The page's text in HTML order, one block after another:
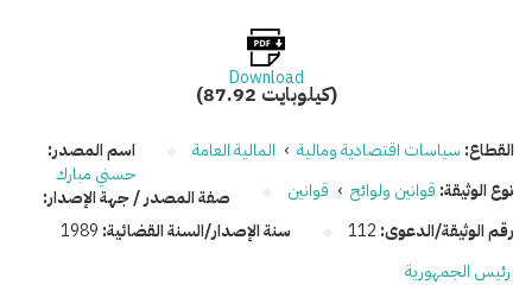
Download
(87.92 كيلوبايت)
القطاع: سياسات اقتصادية ومالية › المالية العامة
نوع الوثيقة: قوانين ولوائح › قوانين
رقم الوثيقة/الدعوى: 112 سنة الإصدار/السنة القضائية: 1989
اسم المصدر:
حسني مبارك
صفة المصدر / جهة الإصدار:
رئيس الجمهورية